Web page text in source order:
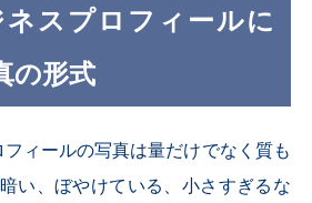
スプロフィールに
の形式
ィールの写真は量だけでなく質も
い、ぼやけている、小さすぎるな